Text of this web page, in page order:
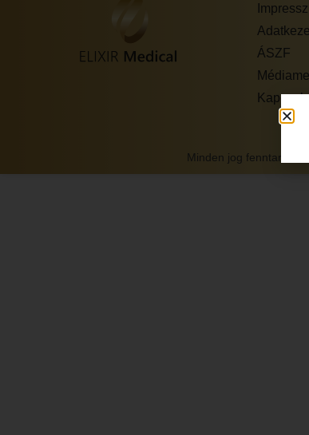
ÁSZF
Minden jog fenntartva -